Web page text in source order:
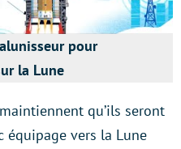
pour
la Lune
qu’ils seront
équipage vers la Lune